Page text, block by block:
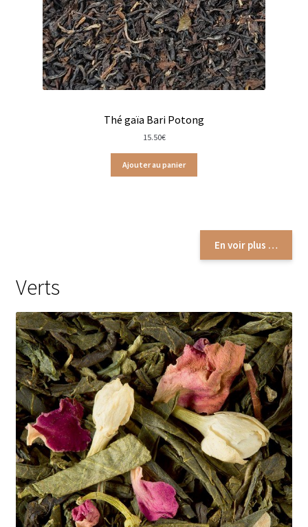
Doudous à broder
Sacs et cartables à broder
Epicerie fine
Coffrets aide culinaire
Crayons d’assaisonnement à tailler
Crèmes balsamique
Huiles
Vinaigres
Épices
Baies
Conditionnements épices
Boîtes à épices
Thé gaïa Bari Potong
15.50€
Ajouter au panier
En voir plus …
Verts